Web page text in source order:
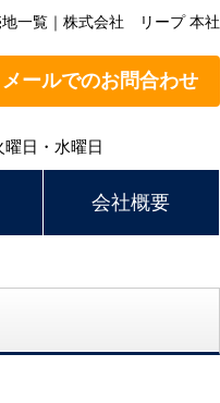
一覧｜株式会社 リープ 本社
メールでのお問合わせ
曜日・水曜日
会社概要